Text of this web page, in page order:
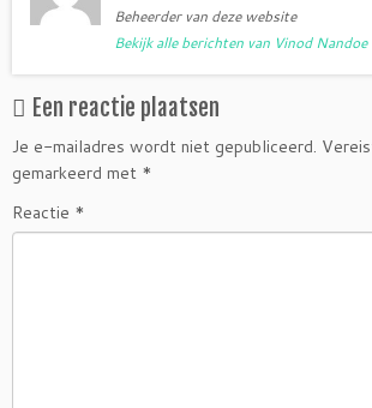
Beheerder van deze website
Bekijk alle berichten van Vinod Nandoe
Een reactie plaatsen
Je e-mailadres wordt niet gepubliceerd.
gemarkeerd met *
Reactie *